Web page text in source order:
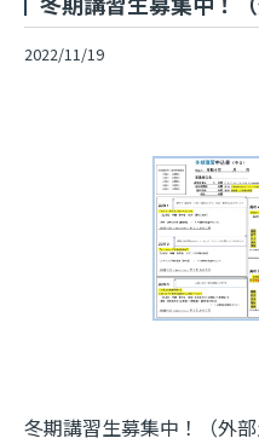
2022/11/19
冬期講習生募集中！（外部